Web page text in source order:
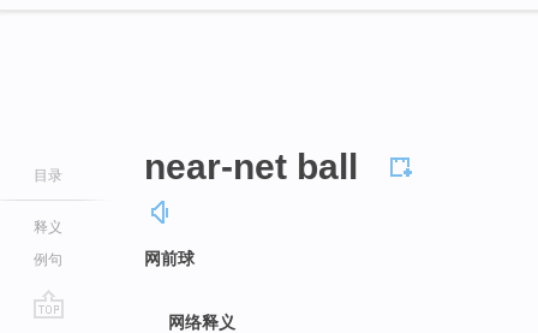
目录
释义
例句
near-net ball
网前球
网络释义